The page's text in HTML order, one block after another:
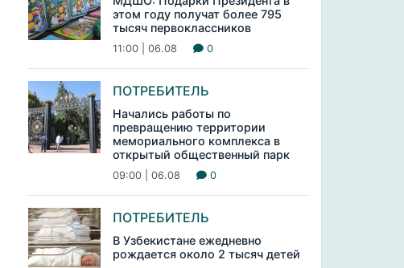
этом году получат более 795
тысяч первоклассников
11:00 | 06.08 0
ПОТРЕБИТЕЛЬ
Начались работы по
превращению территории
мемориального комплекса в
открытый общественный парк
09:00 | 06.08 0
ПОТРЕБИТЕЛЬ
В Узбекистане ежедневно
рождается около 2 тысяч детей